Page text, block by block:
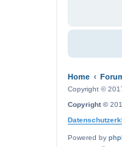
Home
Copyright ©
Copyright ©
Powered by